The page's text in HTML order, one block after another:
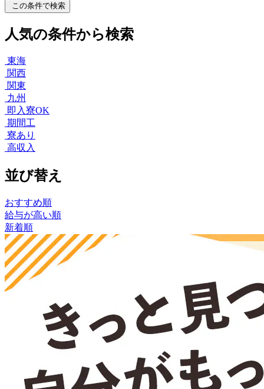
この条件で検索
人気の条件から検索
東海
関西
関東
九州
即入寮OK
期間工
寮あり
高収入
並び替え
おすすめ順
給与が高い順
新着順